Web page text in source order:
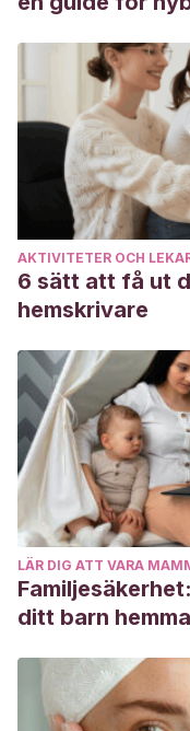
enfermería
(4),
https://
Estévez
animales para la
con un trastorno
ocupacional.
https://ruc.udc.es/
AKTIVITETER OCH
6 sätt att få ut
hemskrivare
LÄR DIG ATT VARA
ditt barn hemma